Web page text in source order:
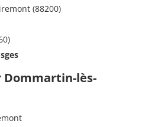
(88200)
Dommartin-lès-